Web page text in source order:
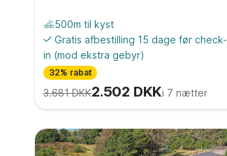
500m til kyst
Gratis afbestilling 15 dage før check-
in (mod ekstra gebyr)
32% rabat
3.681 DKK2.502 DKKi 7 nætter